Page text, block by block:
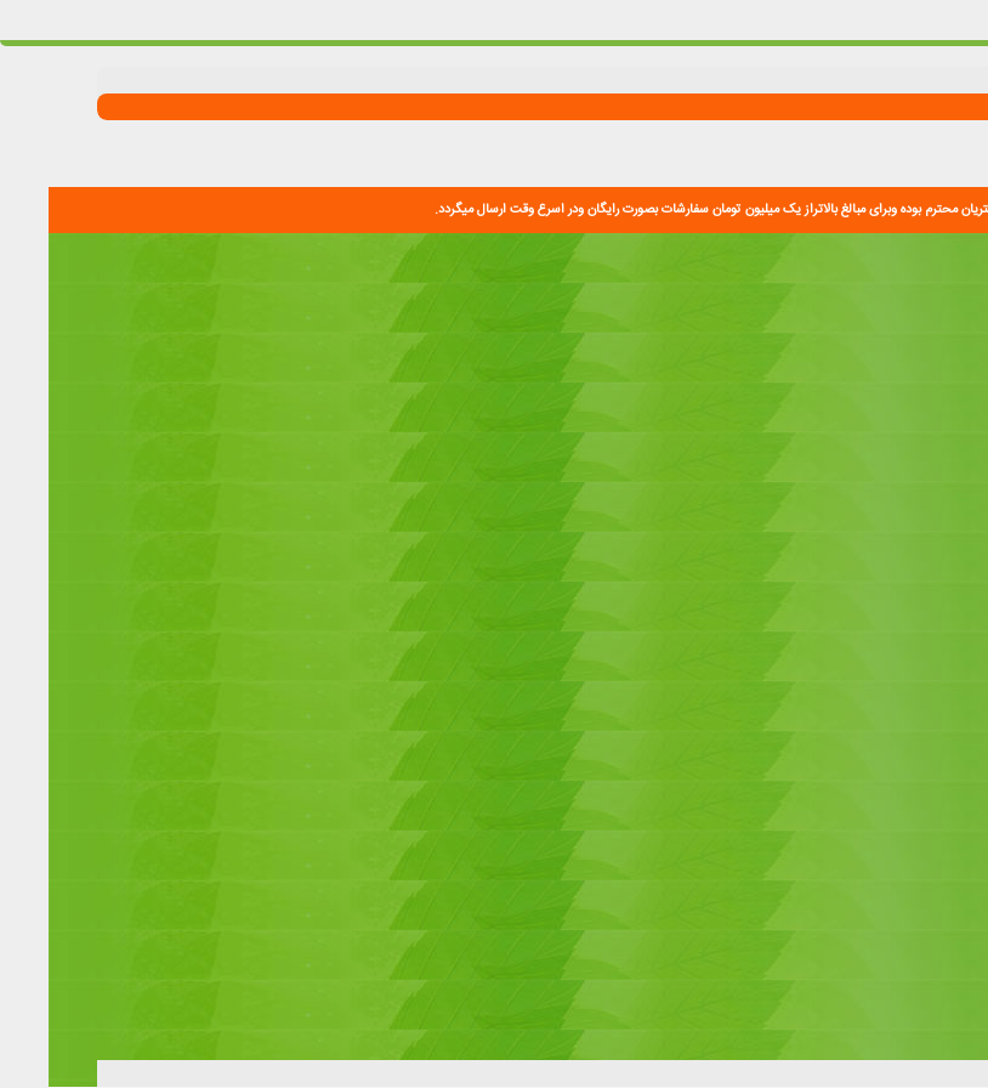
محترم بوده وبرای مبالغ بالاتراز یک میلیون تومان سفارشات بصورت رایگان ودر اسرع وقت ارسال میگردد.